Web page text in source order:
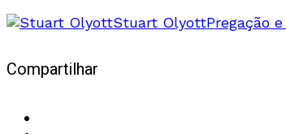
Stuart OlyottPregação
Compartilhar